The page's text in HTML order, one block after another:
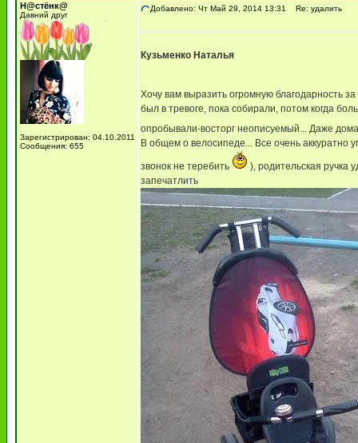
Н@стёнк@
Давний друг
Зарегистрирован: 04.10.2011
Сообщения: 655
Добавлено: Чт Май 29, 2014 13:31 Re: удалить
Кузьменко Наталья
Хочу вам выразить огромную благодарность
был в тревоге, пока собирали, потом когда
опробывали-восторг неописуемый... Даже
В общем о велосипеде... Все очень аккуратно
звонок не теребить
), родительская ручка
запечатлить